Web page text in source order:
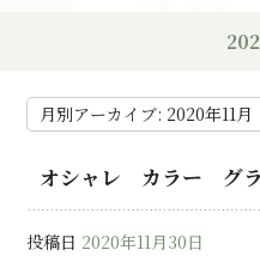
月別アーカイブ: 2020年11月
オシャレ カラー グ
投稿日 2020年11月30日